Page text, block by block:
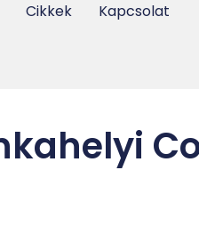
Cikkek Kapcsolat